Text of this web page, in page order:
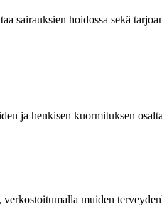
sairauksien hoidossa sekä
ja henkisen kuormituksen
muiden